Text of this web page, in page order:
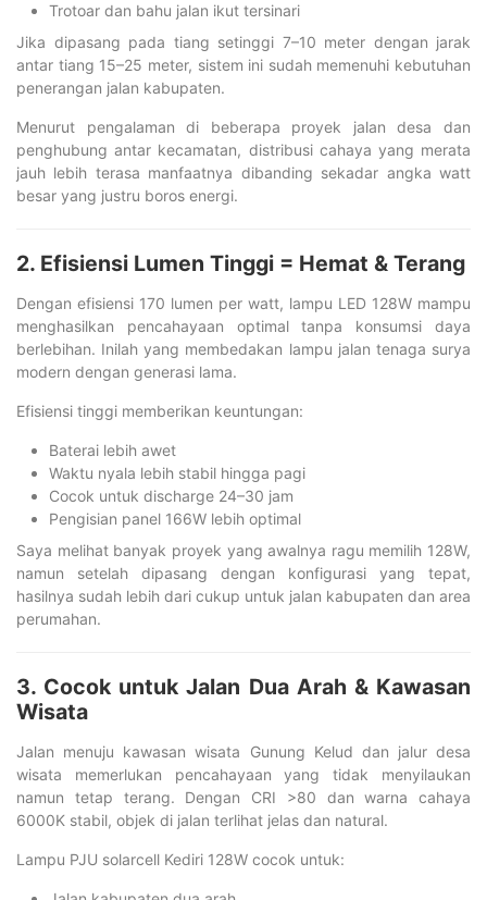
Trotoar dan bahu jalan ikut tersinari
Jika dipasang pada tiang setinggi 7–10 meter dengan jarak
antar tiang 15–25 meter, sistem ini sudah memenuhi kebutuhan
penerangan jalan kabupaten.
Menurut pengalaman di beberapa proyek jalan desa dan
penghubung antar kecamatan, distribusi cahaya yang merata
jauh lebih terasa manfaatnya dibanding sekadar angka watt
besar yang justru boros energi.
2. Efisiensi Lumen Tinggi = Hemat & Terang
Dengan efisiensi 170 lumen per watt, lampu LED 128W mampu
menghasilkan pencahayaan optimal tanpa konsumsi daya
berlebihan. Inilah yang membedakan lampu jalan tenaga surya
modern dengan generasi lama.
Efisiensi tinggi memberikan keuntungan:
Baterai lebih awet
Waktu nyala lebih stabil hingga pagi
Cocok untuk discharge 24–30 jam
Pengisian panel 166W lebih optimal
Saya melihat banyak proyek yang awalnya ragu memilih 128W,
namun setelah dipasang dengan konfigurasi yang tepat,
hasilnya sudah lebih dari cukup untuk jalan kabupaten dan area
perumahan.
3. Cocok untuk Jalan Dua Arah & Kawasan
Wisata
Jalan menuju kawasan wisata Gunung Kelud dan jalur desa
wisata memerlukan pencahayaan yang tidak menyilaukan
namun tetap terang. Dengan CRI >80 dan warna cahaya
6000K stabil, objek di jalan terlihat jelas dan natural.
Lampu PJU solarcell Kediri 128W cocok untuk: